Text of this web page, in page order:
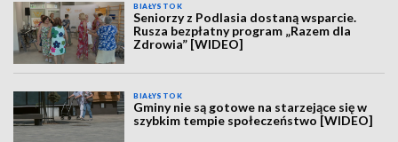
BIAŁYSTOK
Seniorzy z Podlasia dostaną wsparcie.
Rusza bezpłatny program „Razem dla
Zdrowia” [WIDEO]
BIAŁYSTOK
Gminy nie są gotowe na starzejące się w
szybkim tempie społeczeństwo [WIDEO]